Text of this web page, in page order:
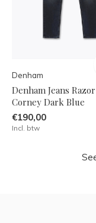
Denham
Denham Jeans
Corney Dark Blue
€190,00
Incl. btw